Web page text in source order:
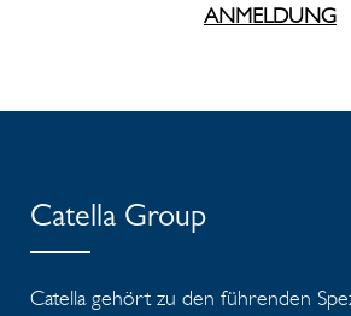
ANMELDUNG
Catella Group
Catella gehört zu den führenden